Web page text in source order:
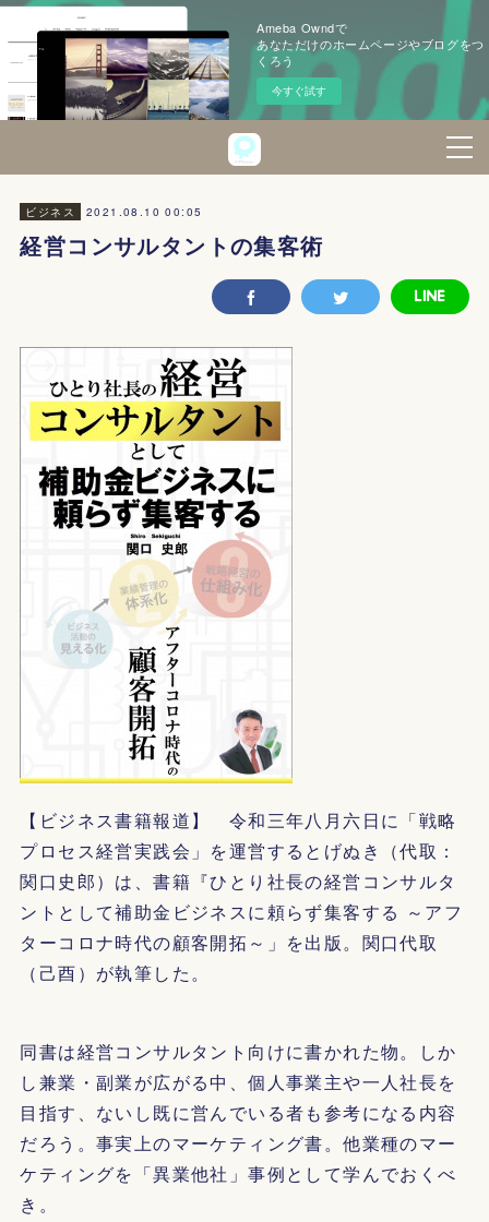
Ameba Owndで
あなただけのホームページやブログをつ
くろう
今すぐ試す
ビジネス 2021.08.10 00:05
経営コンサルタントの集客術
【ビジネス書籍報道】 令和三年八月六日に「戦略
プロセス経営実践会」を運営するとげぬき（代取：
関口史郎）は、書籍『ひとり社長の経営コンサルタ
ントとして補助金ビジネスに頼らず集客する ～アフ
ターコロナ時代の顧客開拓～」を出版。関口代取
（己酉）が執筆した。
同書は経営コンサルタント向けに書かれた物。しか
し兼業・副業が広がる中、個人事業主や一人社長を
目指す、ないし既に営んでいる者も参考になる内容
だろう。事実上のマーケティング書。他業種のマー
ケティングを「異業他社」事例として学んでおくべ
き。